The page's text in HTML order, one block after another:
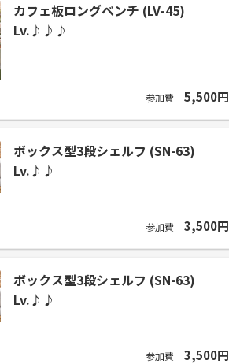
カフェ板ロングベンチ (LV-45)
Lv.♪♪♪
参加費 5,500円
ボックス型3段シェルフ (SN-63)
Lv.♪♪
参加費 3,500円
ボックス型3段シェルフ (SN-63)
Lv.♪♪
参加費 3,500円